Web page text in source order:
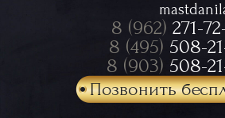
8 (962) 271-
8 (495) 508-
8 (903) 508-
Позвонить